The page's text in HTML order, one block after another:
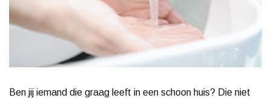
Ben jij iemand die graag leeft in een schoon huis? Die niet